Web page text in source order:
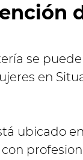
se
en
ubicado